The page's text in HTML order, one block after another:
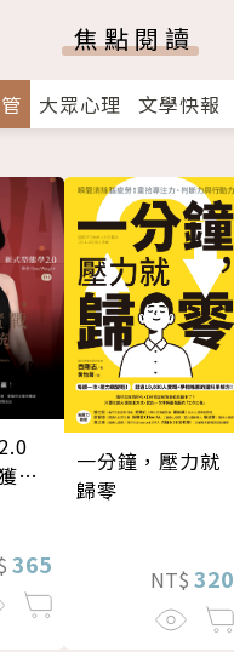
焦點閱讀
大眾心理 文學快報
利
365
一分鐘，壓力就
歸零
NT$ 320